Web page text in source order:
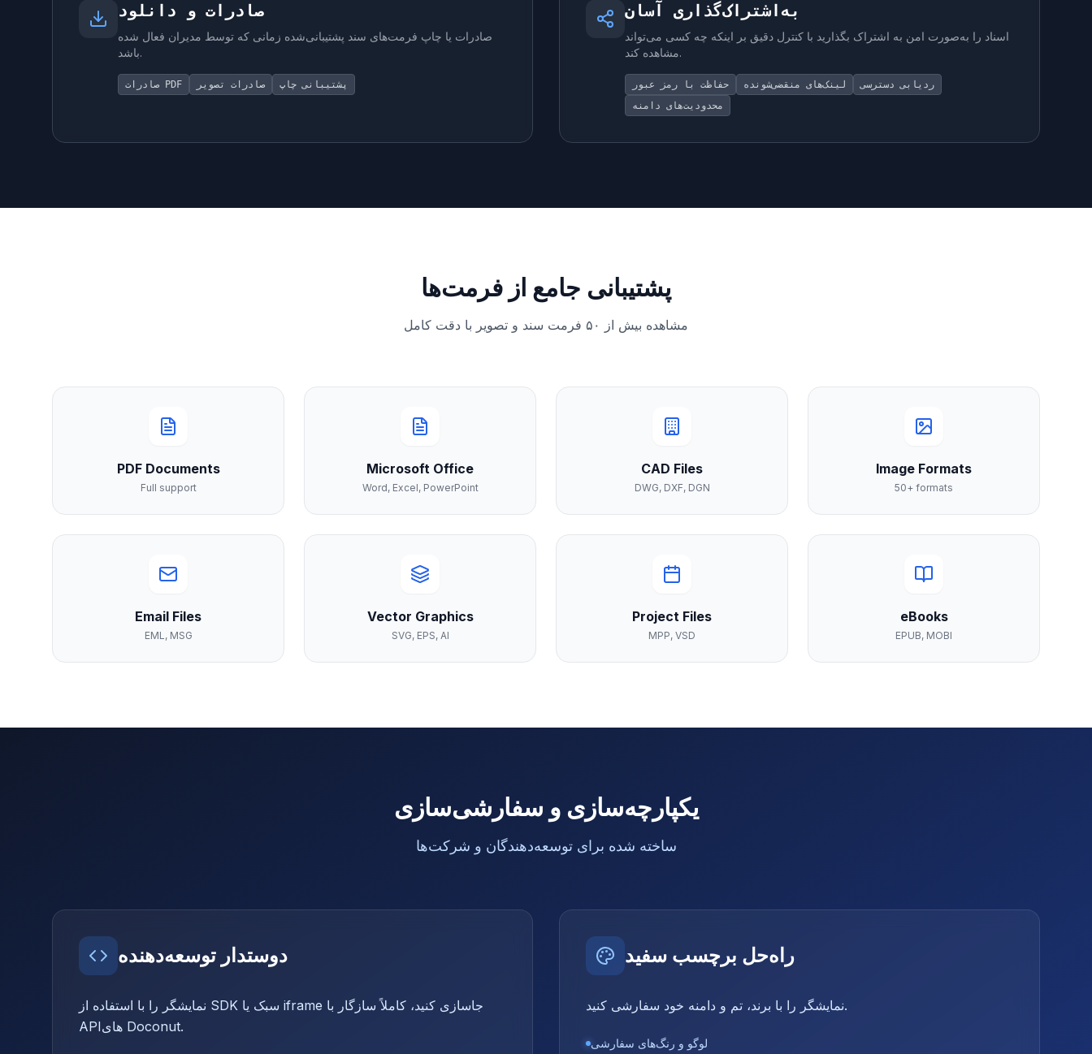
صادرات و دانلود
صادرات یا چاپ فرمت‌های سند پشتیبانی‌شده زمانی که توسط مدیران فعال شده
باشد.
صادرات PDF صادرات تصویر پشتیبانی چاپ
به‌اشتراک‌گذاری آسان
اسناد را به‌صورت امن به اشتراک بگذارید با کنترل دقیق بر اینکه چه کسی می‌تواند
مشاهده کند.
حفاظت با رمز عبور لینک‌های منقضی‌شونده
ردیابی دسترسی
محدودیت‌های دامنه
پشتیبانی جامع از فرمت‌ها
مشاهده بیش از ۵۰ فرمت سند و تصویر با دقت کامل
PDF Documents
Full support
Microsoft Office
Word, Excel, PowerPoint
CAD Files
DWG, DXF, DGN
Image Formats
50+ formats
Email Files
EML, MSG
Vector Graphics
SVG, EPS, AI
Project Files
MPP, VSD
eBooks
EPUB, MOBI
یکپارچه‌سازی و سفارشی‌سازی
ساخته شده برای توسعه‌دهندگان و شرکت‌ها
دوستدار توسعه‌دهنده
نمایشگر را با استفاده از SDK سبک یا iframe جاسازی کنید، کاملاً سازگار با
APIهای Doconut.
راه‌حل برچسب سفید
نمایشگر را با برند، تم و دامنه خود سفارشی کنید.
لوگو و رنگ‌های سفارشی